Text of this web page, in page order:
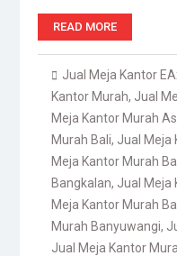
READ MORE
Jual Meja Kantor
Kantor Murah, Jual
Meja Kantor Murah
Murah Bali, Jual Meja
Meja Kantor Murah
Bangkalan, Jual Meja
Meja Kantor Murah
Murah Banyuwangi,
Jual Meja Kantor